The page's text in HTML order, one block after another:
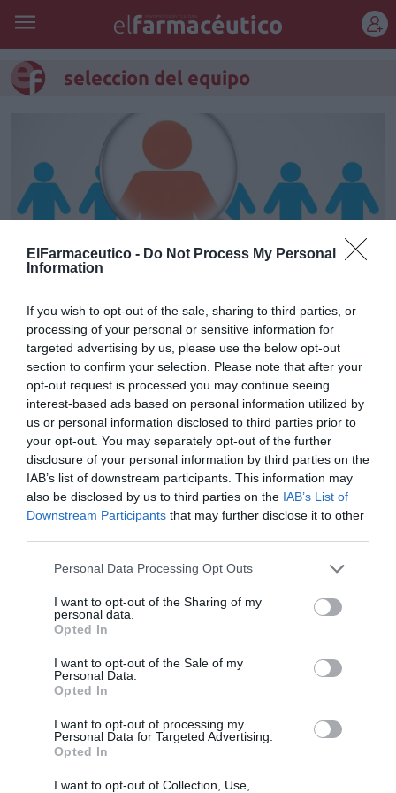
ElFarmaceutico - Do Not Process My Personal
Information
If you wish to opt-out of the sale, sharing to third parties, or
processing of your personal or sensitive information for
targeted advertising by us, please use the below opt-out
section to confirm your selection. Please note that after your
opt-out request is processed you may continue seeing
interest-based ads based on personal information utilized by
us or personal information disclosed to third parties prior to
your opt-out. You may separately opt-out of the further
disclosure of your personal information by third parties on the
IAB’s list of downstream participants. This information may
also be disclosed by us to third parties on the IAB’s List of
Downstream Participants that may further disclose it to other
Personal Data Processing Opt Outs
I want to opt-out of the Sharing of my
personal data.
Opted In
I want to opt-out of the Sale of my
Personal Data.
Opted In
I want to opt-out of processing my
Personal Data for Targeted Advertising.
Opted In
I want to opt-out of Collection, Use,
seleccion del equipo
Cómo acertar en la selección del
personal de la farmacia
Gestión 360 Luis de la Fuente
18/06/2018
Ya sea porque tenemos la necesidad de reemplazar un trabajador o
porque la demanda de nuestros clientes requiere más personal, la
necesidad de abrir un proceso de selección se puede generar en
cualquier momento dentro de la farmacia, por lo que es importante
que todo titular o gerente de farmacia esté preparado para
enfrentarse a él.
Fichando talento: la selección del
10/11/2014
La captación de talento requiere de una
difícilmente se pueden prever las
necesidades de profesionales que atiendan